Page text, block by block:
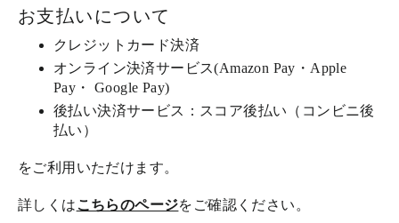
お支払いについて
クレジットカード決済
オンライン決済サービス(Amazon Pay・Apple
Pay・ Google Pay)
後払い決済サービス：スコア後払い（コンビニ後
払い）
をご利用いただけます。
詳しくは こちらのページをご確認ください。